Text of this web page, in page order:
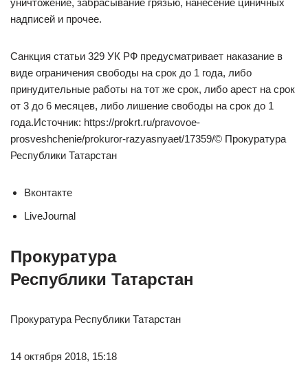
уничтожение, забрасывание грязью, нанесение циничных
надписей и прочее.
Санкция статьи 329 УК РФ предусматривает наказание в
виде ограничения свободы на срок до 1 года, либо
принудительные работы на тот же срок, либо арест на срок
от 3 до 6 месяцев, либо лишение свободы на срок до 1
года.Источник: https://prokrt.ru/pravovoe-
prosveshchenie/prokuror-razyasnyaet/17359/© Прокуратура
Республики Татарстан
Вконтакте
LiveJournal
Прокуратура
Республики Татарстан
Прокуратура Республики Татарстан
14 октября 2018, 15:18